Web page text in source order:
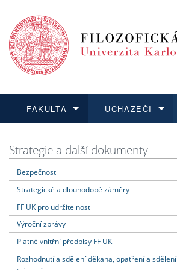
FAKULTA
Dozvědět se více
UCHAZEČI
Podat přihlášku
Dozvědět se více
Dozvědět se více
Dozvědět se více
Strategie a další dokumenty
Bezpečnost
Strategické a dlouhodobé záměry
FF UK pro udržitelnost
Výroční zprávy
Platné vnitřní předpisy FF UK
Rozhodnutí a sdělení děkana, opatření a sdělení